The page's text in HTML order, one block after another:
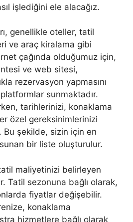
işlediğini ele alacağız.
genellikle oteller, tatil
ve araç kiralama gibi
çağında olduğumuz için,
ve web sitesi,
rezervasyon yapmasını
sunmaktadır.
tarihlerinizi, konaklama
özel gereksinimlerinizi
Bu şekilde, sizin için en
bir liste oluşturulur.
maliyetinizi belirleyen
Tatil sezonuna bağlı olarak,
fiyatlar değişebilir.
konaklama
hizmetlere bağlı olarak